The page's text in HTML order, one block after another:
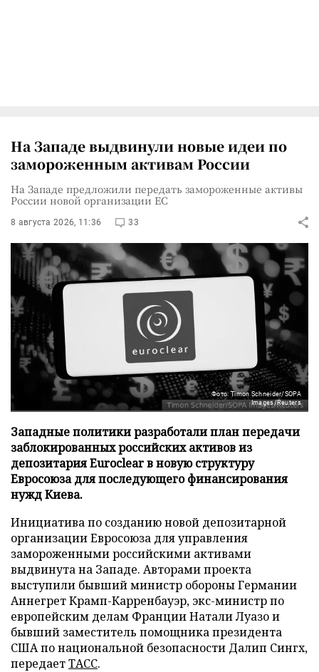
На Западе выдвинули новые идеи по
замороженным активам России
На Западе предложили передать замороженные активы
России новой организации ЕС
8 августа 2026, 11:36 33
Фото: Timon Schneider/SOPA
Images/Reuters
Западные политики разработали план передачи
заблокированных российских активов из
депозитария Euroclear в новую структуру
Евросоюза для последующего финансирования
нужд Киева.
Инициатива по созданию новой депозитарной
организации Евросоюза для управления
замороженными российскими активами
выдвинута на Западе. Авторами проекта
выступили бывший министр обороны Германии
Аннегрет Крамп-Карренбауэр, экс-министр по
европейским делам Франции Натали Луазо и
бывший заместитель помощника президента
США по национальной безопасности Далип Сингх,
передаетТАСС.